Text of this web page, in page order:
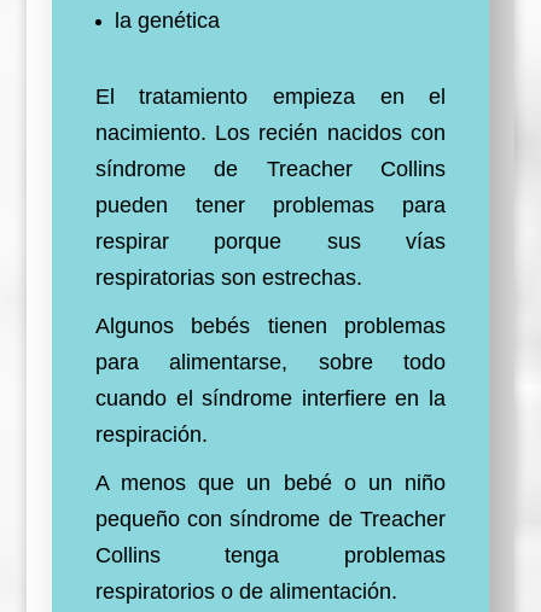
la genética
El tratamiento empieza en el
nacimiento. Los recién nacidos con
síndrome de Treacher Collins
pueden tener problemas para
respirar porque sus vías
respiratorias son estrechas.
Algunos bebés tienen problemas
para alimentarse, sobre todo
cuando el síndrome interfiere en la
respiración.
A menos que un bebé o un niño
pequeño con síndrome de Treacher
Collins tenga problemas
respiratorios o de alimentación.